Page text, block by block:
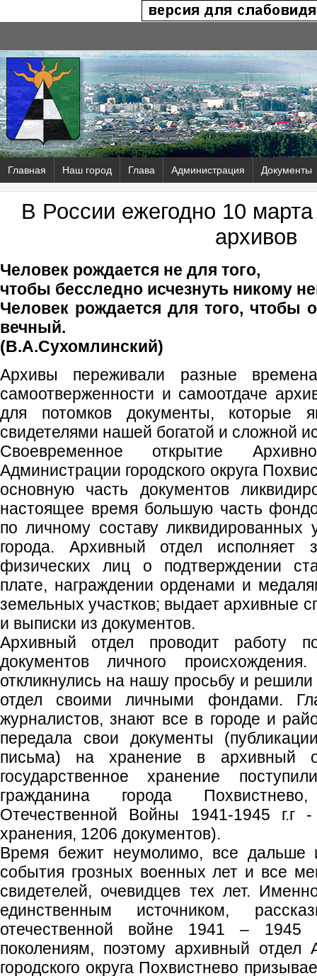
Главная Наш город Глава Администрация Документы
В России ежегодно 10
архивов
Человек рождается не для того,
чтобы бесследно исчезнуть никому
Человек рождается для того, чтобы
вечный.
(В.А.Сухомлинский)
Архивы переживали разные
самоотверженности и самоотдаче
для потомков документы, которые
свидетелями нашей богатой и сложной
Своевременное открытие
Администрации городского округа
основную часть документов
настоящее время большую часть
по личному составу ликвидированных
города. Архивный отдел исполняет
физических лиц о подтверждении
плате, награждении орденами и
земельных участков; выдает архивные
и выписки из документов.
Архивный отдел проводит работу
документов личного
откликнулись на нашу просьбу и
отдел своими личными фондами.
журналистов, знают все в городе и
передала свои документы
письма) на хранение в архивный
государственное хранение
гражданина города
Отечественной Войны 1941-1945 г.г
хранения, 1206 документов).
Время бежит неумолимо, все дальше
события грозных военных лет и все
свидетелей, очевидцев тех лет.
единственным источником,
отечественной войне 1941 –
поколениям, поэтому архивный отдел
городского округа Похвистнево